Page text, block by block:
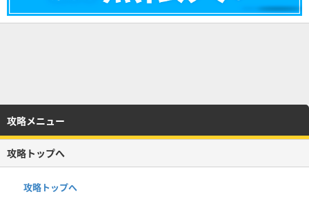
攻略メニュー
攻略トップへ
攻略トップへ